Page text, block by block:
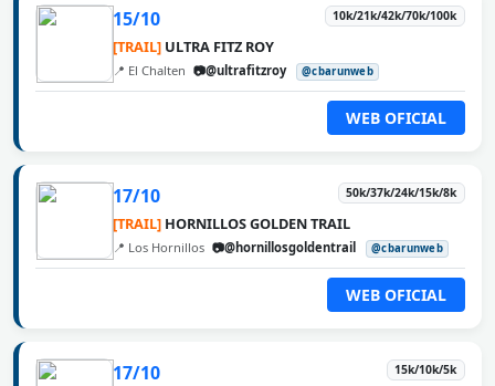
15/10 10k/21k/42k/70k/100k
[TRAIL] ULTRA FITZ ROY
📍 El Chalten 📷@ultrafitzroy @cbarunweb
WEB OFICIAL
17/10 50k/37k/24k/15k/8k
[TRAIL] HORNILLOS GOLDEN TRAIL
📍 Los Hornillos 📷@hornillosgoldentrail @cbarunweb
WEB OFICIAL
17/10 15k/10k/5k